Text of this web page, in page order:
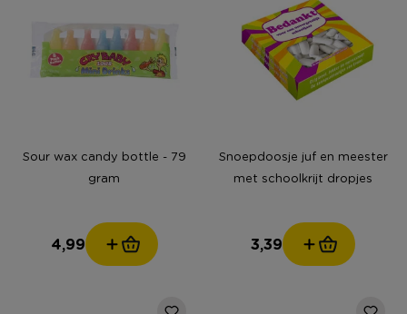
Sour wax candy bottle - 79
gram
4,99
Snoepdoosje juf en meester
met schoolkrijt dropjes
3,39